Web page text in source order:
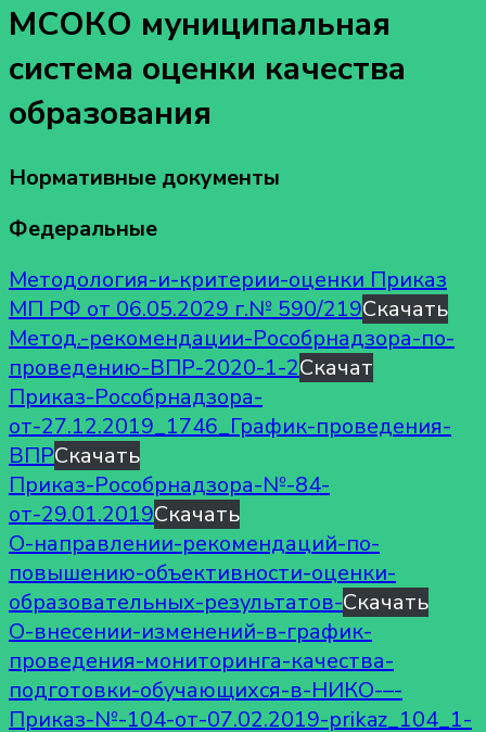
МСОКО муниципальная
система оценки качества
образования
Нормативные документы
Федеральные
Методология-и-критерии-оценки Приказ
МП РФ от 06.05.2029 г.№ 590/219Скачать
Метод.-рекомендации-Рособрнадзора-по-
проведению-ВПР-2020-1-2Скачат
Приказ-Рособрнадзора-
от-27.12.2019_1746_График-проведения-
ВПРСкачать
Приказ-Рособрнадзора-№-84-
от-29.01.2019Скачать
О-направлении-рекомендаций-по-
повышению-объективности-оценки-
образовательных-результатов-Скачать
О-внесении-изменений-в-график-
проведения-мониторинга-качества-
подготовки-обучающихся-в-НИКО-–-
Приказ-№-104-от-07.02.2019-prikaz_104_1-